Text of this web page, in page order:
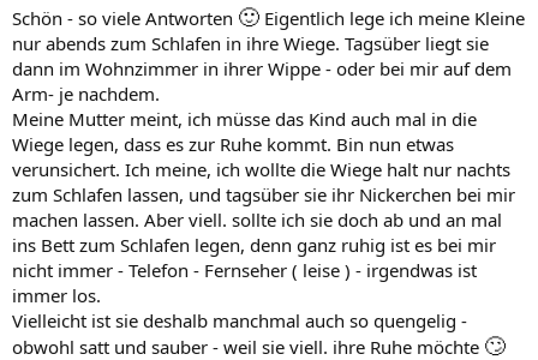
Schön - so viele Antworten 🙂 Eigentlich lege ich meine Kleine
nur abends zum Schlafen in ihre Wiege. Tagsüber liegt sie
dann im Wohnzimmer in ihrer Wippe - oder bei mir auf dem
Arm- je nachdem.
Meine Mutter meint, ich müsse das Kind auch mal in die
Wiege legen, dass es zur Ruhe kommt. Bin nun etwas
verunsichert. Ich meine, ich wollte die Wiege halt nur nachts
zum Schlafen lassen, und tagsüber sie ihr Nickerchen bei mir
machen lassen. Aber viell. sollte ich sie doch ab und an mal
ins Bett zum Schlafen legen, denn ganz ruhig ist es bei mir
nicht immer - Telefon - Fernseher ( leise ) - irgendwas ist
immer los.
Vielleicht ist sie deshalb manchmal auch so quengelig -
obwohl satt und sauber - weil sie viell. ihre Ruhe möchte 🙄